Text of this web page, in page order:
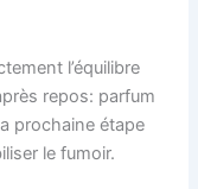
l’équilibre
repos: parfum
prochaine étape
le fumoir.